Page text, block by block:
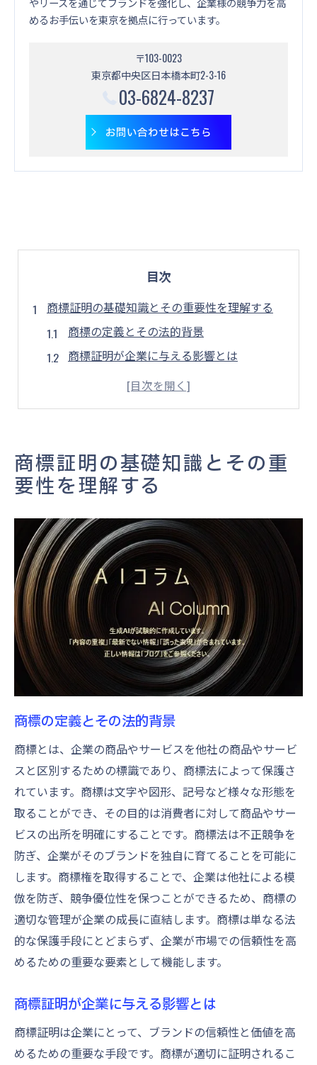
めるお手伝いを東京を拠点に行っています。
〒103-0023
東京都中央区日本橋本町2-3-16
03-6824-8237
お問い合わせはこちら
目次
商標証明の基礎知識とその重要性を理解する
商標の定義とその法的背景
商標証明が企業に与える影響とは
信頼性向上における商標の役割
商標証明と競合企業との差別化
商標が企業の信頼性向上に果たす役割を探る
商標がブランド認知度に与える影響
企業の信頼構築における商標の重要性
商標が消費者に与える安心感
商標を通じた企業の品質保証
市場での商標の位置付けと信頼性
商標を活用した企業イメージの向上
商標証明の手順を詳解しブランド価値を高める
商標証明の申請プロセスと必要書類
成功する商標証明のためのステップ
商標登録後の管理と保護方法
商標証明がブランド価値に与える影響
効果的な商標証明によるブランド強化
商標証明における法律的留意点
実践的な商標証明の方法で競争力を維持する
競争市場での商標証明の戦略
商標証明を活用したブランドの差別化
商標を通じた競争優位性の確保
商標証明による市場でのポジショニング
商標を活用した長期的ビジネス戦略
企業成長に貢献する商標証明の重要性
商標の法的側面と保護の意義
企業資産としての商標の価値
商標証明が法的トラブルを防ぐ理由
商標証明の基礎知識とその重
要性を理解する
商標の定義とその法的背景
商標とは、企業の商品やサービスを他社の商品やサービ
スと区別するための標識であり、商標法によって保護さ
れています。商標は文字や図形、記号など様々な形態を
取ることができ、その目的は消費者に対して商品やサー
ビスの出所を明確にすることです。商標法は不正競争を
防ぎ、企業がそのブランドを独自に育てることを可能に
します。商標権を取得することで、企業は他社による模
倣を防ぎ、競争優位性を保つことができるため、商標の
適切な管理が企業の成長に直結します。商標は単なる法
的な保護手段にとどまらず、企業が市場での信頼性を高
めるための重要な要素として機能します。
商標証明が企業に与える影響とは
商標証明は企業にとって、ブランドの信頼性と価値を高
めるための重要な手段です。商標が適切に証明されるこ